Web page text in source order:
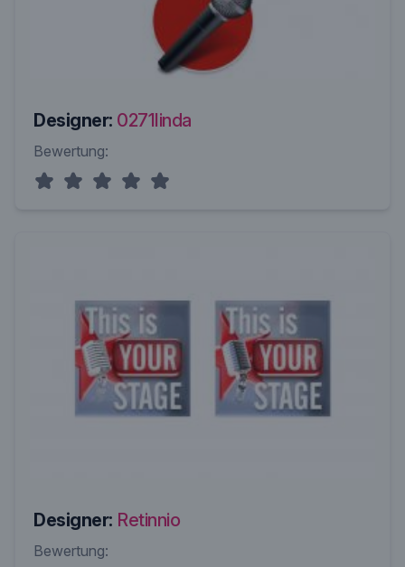
Designer: 0271linda
Bewertung:
Designer: Retinnio
Bewertung: